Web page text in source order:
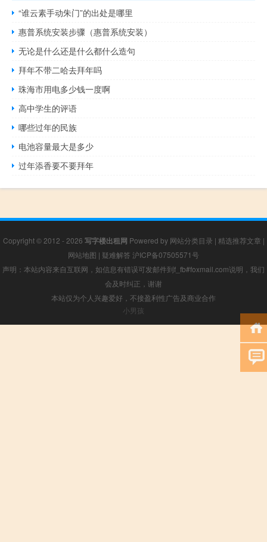
“谁云素手动朱门”的出处是哪里
惠普系统安装步骤（惠普系统安装）
无论是什么还是什么都什么造句
拜年不带二哈去拜年吗
珠海市用电多少钱一度啊
高中学生的评语
哪些过年的民族
电池容量最大是多少
过年添香要不要拜年
Copyright © 2012 - 2026 写字楼出租网 Powered by 网站分类目录 | 精选推荐文章 |
网站地图 | 疑难解答 沪ICP备07505571号
声明：本站内容来自互联网，如信息有错误可发邮件到f_fb#foxmail.com说明，我们
会及时纠正，谢谢
本站仅为个人兴趣爱好，不接盈利性广告及商业合作
小男孩